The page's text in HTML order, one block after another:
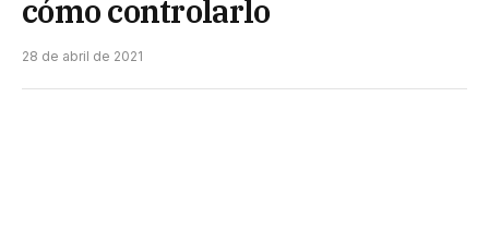
cómo controlarlo
28 de abril de 2021